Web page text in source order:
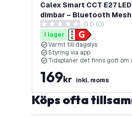
Calex Smart CCT E27
dimbar – Bluetooth Mesh
0 stjärnbetyg 0.0 (0)
I lager
Varmt till dagslys
Styring via app
Tidsplaner det finns gott om
169kr inkl. moms
Köps ofta